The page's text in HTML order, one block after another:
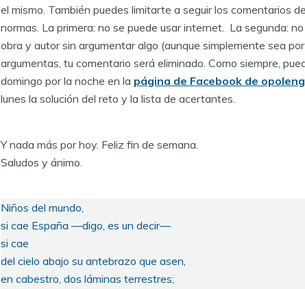
el mismo. También puedes limitarte a seguir los comentarios
normas. La primera: no se puede usar internet. La segunda:
obra y autor sin argumentar algo (aunque simplemente sea
argumentas, tu comentario será eliminado. Como siempre,
domingo por la noche en la página de Facebook de
lunes la solución del reto y la lista de acertantes.
Y nada más por hoy. Feliz fin de semana.
Saludos y ánimo.
Niños del mundo,
si cae España —digo, es un decir—
si cae
del cielo abajo su antebrazo que asen,
en cabestro, dos láminas terrestres;